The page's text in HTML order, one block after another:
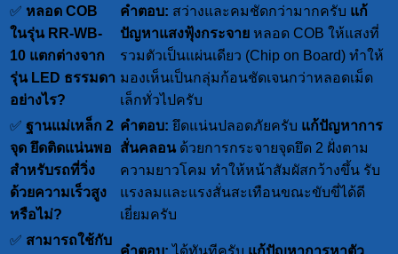
✅ หลอด COB
ในรุ่น RR-WB-
10 แตกต่างจาก
รุ่น LED ธรรมดา
อย่างไร?
คำตอบ: สว่างและคมชัดกว่ามากครับ แก้
ปัญหาแสงฟุ้งกระจาย หลอด COB ให้แสงที่
รวมตัวเป็นแผ่นเดียว (Chip on Board) ทำให้
มองเห็นเป็นกลุ่มก้อนชัดเจนกว่าหลอดเม็ด
เล็กทั่วไปครับ
✅ ฐานแม่เหล็ก 2
จุด ยึดติดแน่นพอ
สำหรับรถที่วิ่ง
ด้วยความเร็วสูง
หรือไม่?
คำตอบ: ยึดแน่นปลอดภัยครับ แก้ปัญหาการ
สั่นคลอนด้วยการกระจายจุดยึด 2 ฝั่งตาม
ความยาวโคม ทำให้หน้าสัมผัสกว้างขึ้น รับ
แรงลมและแรงสั่นสะเทือนขณะขับขี่ได้ดี
เยี่ยมครับ
✅ สามารถใช้กับ